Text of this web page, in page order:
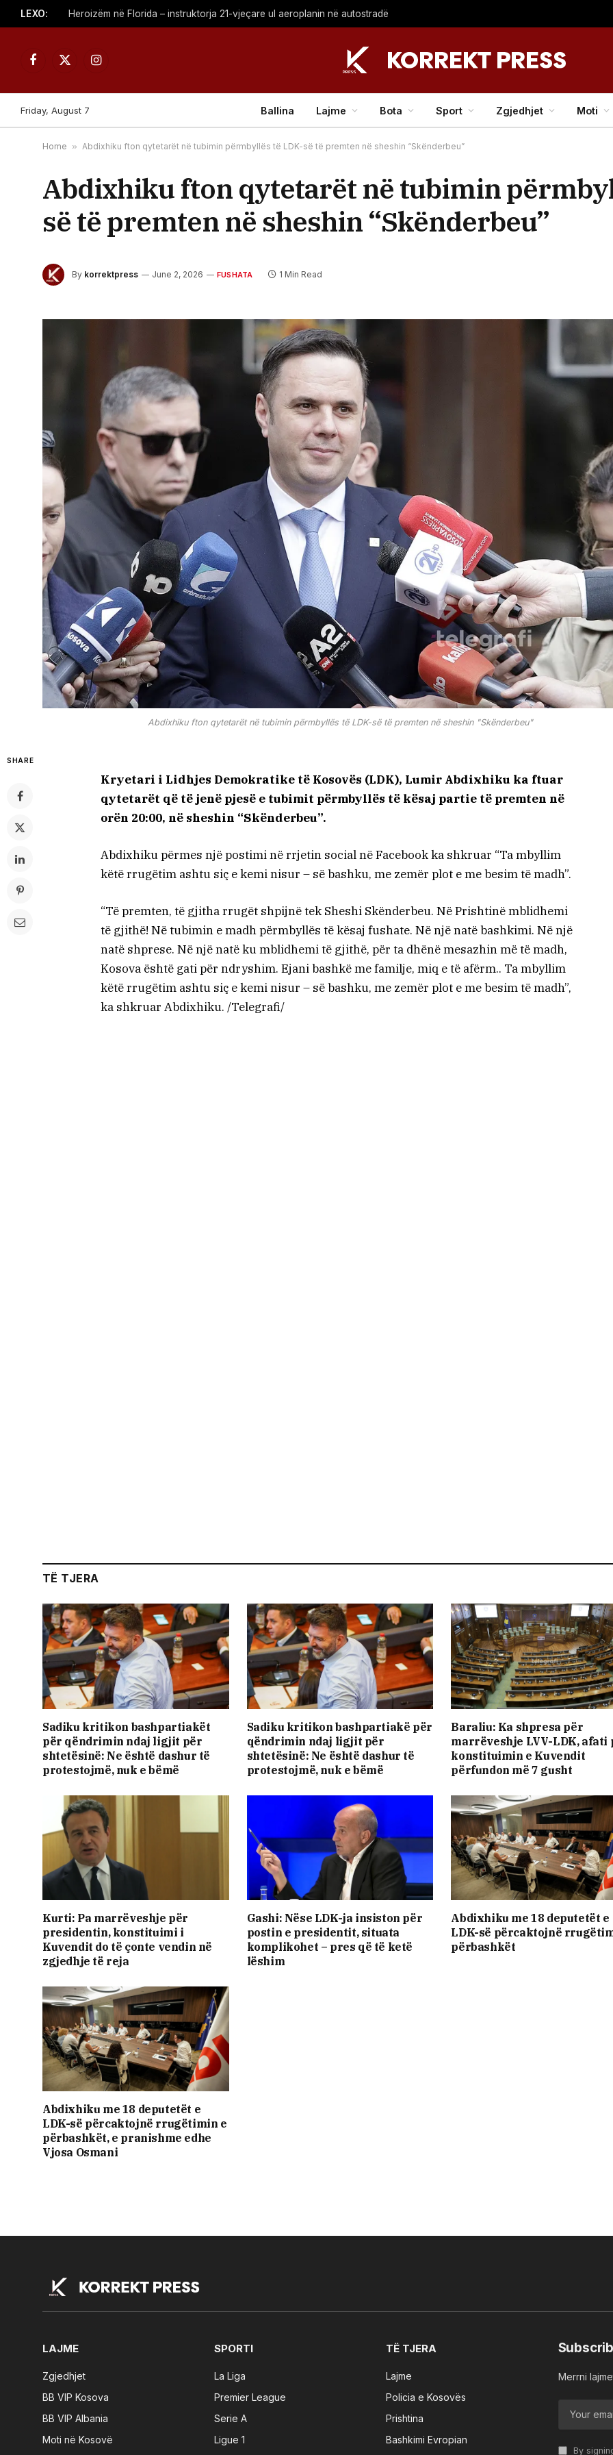
LEXO: Heroizëm në Florida – instruktorja 21-vjeçare ul aeroplanin në autostradë
Facebook
X
Instagram
Friday, August 7 Ballina Lajme Bota Sport Zgjedhjet Moti
Home » Abdixhiku fton qytetarët në tubimin përmbyllës të LDK-së të premten në sheshin “Skënderbeu”
Abdixhiku fton qytetarët në tubimin
së të premten në sheshin “Skënderbeu”
By korrektpress June 2, 2026 FUSHATA 1 Min Read
Abdixhiku fton qytetarët në tubimin përmbyllës të LDK-së të premten në sheshin "Skënderbeu"
SHARE
Kryetari i Lidhjes Demokratike të Kosovës (LDK), Lumir Abdixhiku ka ftuar
qytetarët që të jenë pjesë e tubimit përmbyllës të kësaj partie të premten në
orën 20:00, në sheshin “Skënderbeu”.
Abdixhiku përmes një postimi në rrjetin social në Facebook ka shkruar “Ta mbyllim
këtë rrugëtim ashtu siç e kemi nisur – së bashku, me zemër plot e me besim të madh”.
“Të premten, të gjitha rrugët shpijnë tek Sheshi Skënderbeu. Në Prishtinë mblidhemi
të gjithë! Në tubimin e madh përmbyllës të kësaj fushate. Në një natë bashkimi. Në një
natë shprese. Në një natë ku mblidhemi të gjithë, për ta dhënë mesazhin më të madh,
Kosova është gati për ndryshim. Ejani bashkë me familje, miq e të afërm.. Ta mbyllim
këtë rrugëtim ashtu siç e kemi nisur – së bashku, me zemër plot e me besim të madh”,
ka shkruar Abdixhiku. /Telegrafi/
TË TJERA
Sadiku kritikon bashpartiakët
për qëndrimin ndaj ligjit për
shtetësinë: Ne është dashur të
protestojmë, nuk e bëmë
Sadiku kritikon bashpartiakë për
qëndrimin ndaj ligjit për
shtetësinë: Ne është dashur të
protestojmë, nuk e bëmë
Baraliu: Ka shpresa për
marrëveshje LVV-LDK, afati
konstituimin e Kuvendit
përfundon më 7 gusht
Kurti: Pa marrëveshje për
presidentin, konstituimi i
Kuvendit do të çonte vendin në
zgjedhje të reja
Gashi: Nëse LDK-ja insiston për
postin e presidentit, situata
komplikohet – pres që të ketë
lëshim
Abdixhiku me 18 deputetët e
LDK-së përcaktojnë
përbashkët
Abdixhiku me 18 deputetët e
LDK-së përcaktojnë rrugëtimin e
përbashkët, e pranishme edhe
Vjosa Osmani
LAJME
Zgjedhjet
BB VIP Kosova
BB VIP Albania
Moti në Kosovë
SPORTI
La Liga
Premier League
Serie A
Ligue 1
TË TJERA
Lajme
Policia e Kosovës
Prishtina
Bashkimi Evropian
Merrni
By